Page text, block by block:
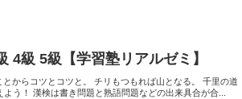
4級 5級【学習塾リアルゼミ】
からコツとコツと。 チリもつもれば山となる。 千里の道
う！ 漢検は書き問題と熟語問題などの出来具合が合...